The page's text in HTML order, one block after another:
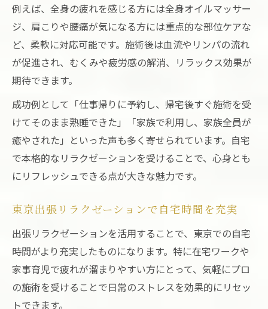
マッサージ出張アプリでホテル施術を即予
約
ビジネスパーソンにおすすめの東京出張リ
ラクゼーション
東京出張リラクゼーションの予約手順とコ
ツ
マッサージ出張料金を把握するポイント
出張リラクゼーション東京のキャンセル規
アプリ予約で便利な東京出張リラクゼーシ
ョン活用術
料金比較で賢く選ぶ東京出張リラクゼーシ
ョン
例えば、全身の疲れを感じる方には全身オイルマッサー
ジ、肩こりや腰痛が気になる方には重点的な部位ケアな
ど、柔軟に対応可能です。施術後は血流やリンパの流れ
が促進され、むくみや疲労感の解消、リラックス効果が
期待できます。
成功例として「仕事帰りに予約し、帰宅後すぐ施術を受
けてそのまま熟睡できた」「家族で利用し、家族全員が
癒やされた」といった声も多く寄せられています。自宅
で本格的なリラクゼーションを受けることで、心身とも
にリフレッシュできる点が大きな魅力です。
東京出張リラクゼーションで自宅時間を充実
出張リラクゼーションを活用することで、東京での自宅
時間がより充実したものになります。特に在宅ワークや
家事育児で疲れが溜まりやすい方にとって、気軽にプロ
の施術を受けることで日常のストレスを効果的にリセッ
トできます。